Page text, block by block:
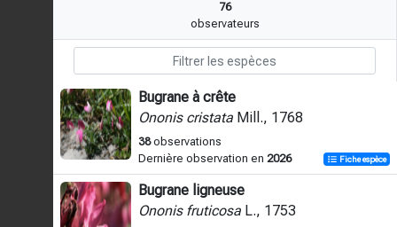
76
observateurs
Bugrane à crête
Ononis cristata Mill., 1768
38observations
Dernière observation en 2026 Fiche espèce
Bugrane ligneuse
Ononis fruticosa L., 1753